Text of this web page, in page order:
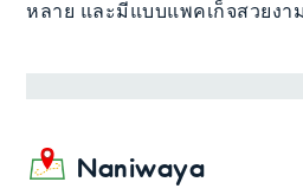
หลาย และมีแบบแพคเก็จสวยงา
Naniwaya